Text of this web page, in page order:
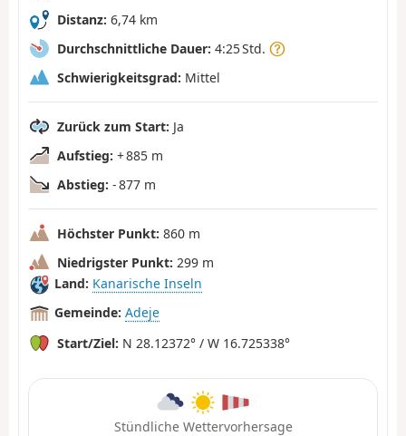
Distanz: 6,74 km
Durchschnittliche Dauer: 4:25 Std.
Schwierigkeitsgrad: Mittel
Zurück zum Start: Ja
Aufstieg: + 885 m
Abstieg: - 877 m
Höchster Punkt: 860 m
Niedrigster Punkt: 299 m
Land: Kanarische Inseln
Gemeinde: Adeje
Start/Ziel: N 28.12372° / W 16.725338°
Stündliche Wettervorhersage